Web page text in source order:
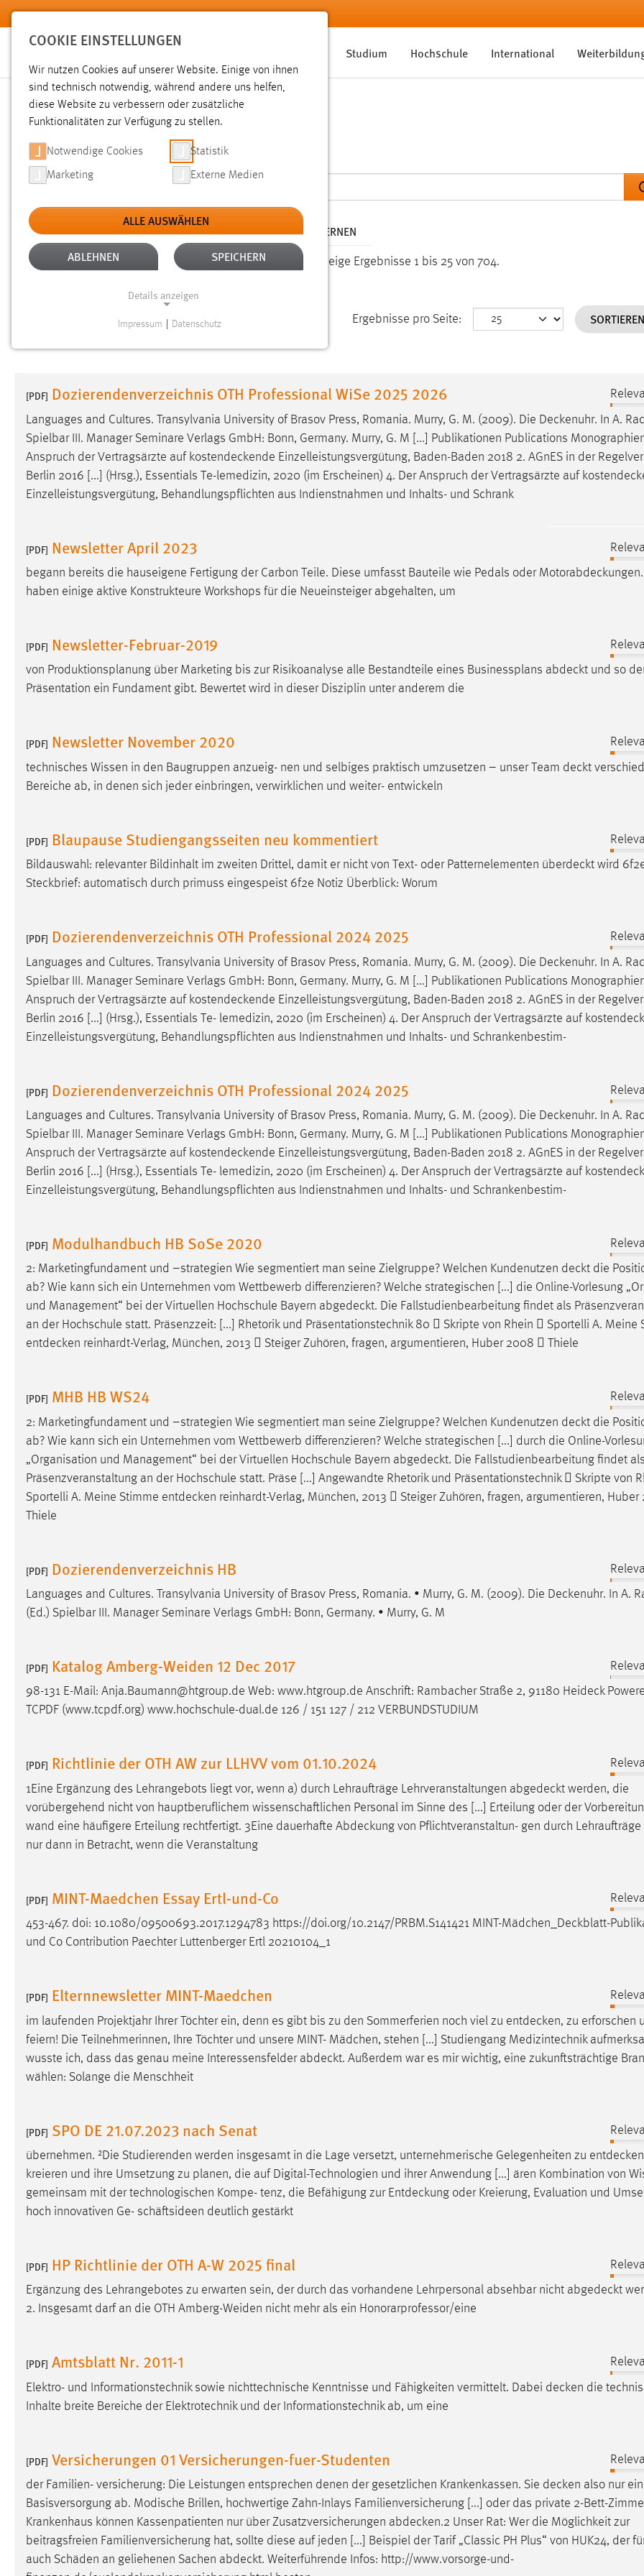
Zum Hauptinhalt springen
Studium Hochschule International
SUCHE
Aktive Filter: ALTER: ÜBER EIN JAHR ALLE FILTER ENTFERNEN
Gesucht nach "deck". Es wurden 704 Ergebnisse gefunden. Zeige Ergebnisse 1 bis 25 von 704.
Ergebnisse pro Seite:
[PDF] Dozierendenverzeichnis OTH Professional WiSe 2025 2026
Languages and Cultures. Transylvania University of Brasov Press, Romania. Murry, G. M. (2009). Die Deckenuhr. In A.
Spielbar III. Manager Seminare Verlags GmbH: Bonn, Germany. Murry, G. M [...] Publikationen Publications
Anspruch der Vertragsärzte auf kostendeckende Einzelleistungsvergütung, Baden-Baden 2018 2. AGnES in der
Berlin 2016 [...] (Hrsg.), Essentials Te-lemedizin, 2020 (im Erscheinen) 4. Der Anspruch der Vertragsärzte auf
Einzelleistungsvergütung, Behandlungspflichten aus Indienstnahmen und Inhalts- und Schrank
[PDF] Newsletter April 2023
begann bereits die hauseigene Fertigung der Carbon Teile. Diese umfasst Bauteile wie Pedals oder Motorabdeckungen
haben einige aktive Konstrukteure Workshops für die Neueinsteiger abgehalten, um
[PDF] Newsletter-Februar-2019
von Produktionsplanung über Marketing bis zur Risikoanalyse alle Bestandteile eines Businessplans abdeckt und so
Präsentation ein Fundament gibt. Bewertet wird in dieser Disziplin unter anderem die
[PDF] Newsletter November 2020
technisches Wissen in den Baugruppen anzueig- nen und selbiges praktisch umzusetzen – unser Team deckt
Bereiche ab, in denen sich jeder einbringen, verwirklichen und weiter- entwickeln
[PDF] Blaupause Studiengangsseiten neu kommentiert
Bildauswahl: relevanter Bildinhalt im zweiten Drittel, damit er nicht von Text- oder Patternelementen überdeckt wird
Steckbrief: automatisch durch pri­muss eingespeist 6f2e Notiz Überblick: Worum
[PDF] Dozierendenverzeichnis OTH Professional 2024 2025
Languages and Cultures. Transylvania University of Brasov Press, Romania. Murry, G. M. (2009). Die Deckenuhr. In A.
Spielbar III. Manager Seminare Verlags GmbH: Bonn, Germany. Murry, G. M [...] Publikationen Publications
Anspruch der Vertragsärzte auf kostendeckende Einzelleistungsvergütung, Baden-Baden 2018 2. AGnES in der
Berlin 2016 [...] (Hrsg.), Essentials Te- lemedizin, 2020 (im Erscheinen) 4. Der Anspruch der Vertragsärzte auf
Einzelleistungsvergütung, Behandlungspflichten aus Indienstnahmen und Inhalts- und Schrankenbestim-
[PDF] Dozierendenverzeichnis OTH Professional 2024 2025
Languages and Cultures. Transylvania University of Brasov Press, Romania. Murry, G. M. (2009). Die Deckenuhr. In A.
Spielbar III. Manager Seminare Verlags GmbH: Bonn, Germany. Murry, G. M [...] Publikationen Publications
Anspruch der Vertragsärzte auf kostendeckende Einzelleistungsvergütung, Baden-Baden 2018 2. AGnES in der
Berlin 2016 [...] (Hrsg.), Essentials Te- lemedizin, 2020 (im Erscheinen) 4. Der Anspruch der Vertragsärzte auf
Einzelleistungsvergütung, Behandlungspflichten aus Indienstnahmen und Inhalts- und Schrankenbestim-
[PDF] Modulhandbuch HB SoSe 2020
2: Marketingfundament und –strategien Wie segmentiert man seine Zielgruppe? Welchen Kundenutzen deckt die
ab? Wie kann sich ein Unternehmen vom Wettbewerb differenzieren? Welche strategischen [...] die Online-Vorlesung
und Management“ bei der Virtuellen Hochschule Bayern abgedeckt. Die Fallstudienbearbeitung findet als
an der Hochschule statt. Präsenzzeit: [...] Rhetorik und Präsentationstechnik 80  Skripte von Rhein  Sportelli A. Meine
entdecken reinhardt-Verlag, München, 2013  Steiger Zuhören, fragen, argumentieren, Huber 2008  Thiele
[PDF] MHB HB WS24
2: Marketingfundament und –strategien Wie segmentiert man seine Zielgruppe? Welchen Kundenutzen deckt die
ab? Wie kann sich ein Unternehmen vom Wettbewerb differenzieren? Welche strategischen [...] durch die Online-
„Organisation und Management“ bei der Virtuellen Hochschule Bayern abgedeckt. Die Fallstudienbearbeitung findet als
Präsenzveranstaltung an der Hochschule statt. Präse [...] Angewandte Rhetorik und Präsentationstechnik  Skripte von
Sportelli A. Meine Stimme entdecken reinhardt-Verlag, München, 2013  Steiger Zuhören, fragen, argumentieren, Huber
Thiele
[PDF] Dozierendenverzeichnis HB
Languages and Cultures. Transylvania University of Brasov Press, Romania. • Murry, G. M. (2009). Die Deckenuhr. In A.
(Ed.) Spielbar III. Manager Seminare Verlags GmbH: Bonn, Germany. • Murry, G. M
[PDF] Katalog Amberg-Weiden 12 Dec 2017
98-131 E-Mail: Anja.Baumann@htgroup.de Web: www.htgroup.de Anschrift: Rambacher Straße 2, 91180 Heideck
TCPDF (www.tcpdf.org) www.hochschule-dual.de 126 / 151 127 / 212 VERBUNDSTUDIUM
[PDF] Richtlinie der OTH AW zur LLHVV vom 01.10.2024
1Eine Ergänzung des Lehrangebots liegt vor, wenn a) durch Lehraufträge Lehrveranstaltungen abgedeckt werden, die
vorübergehend nicht von hauptberuflichem wissenschaftlichen Personal im Sinne des [...] Erteilung oder der
wand eine häufigere Erteilung rechtfertigt. 3Eine dauerhafte Abdeckung von Pflichtveranstaltun- gen durch
nur dann in Betracht, wenn die Veranstaltung
[PDF] MINT-Maedchen Essay Ertl-und-Co
453-467. doi: 10.1080/09500693.2017.1294783 https://doi.org/10.2147/PRBM.S141421 MINT-Mädchen_Deckblatt-
und Co Contribution Paechter Luttenberger Ertl 20210104_1
[PDF] Elternnewsletter MINT-Maedchen
im laufenden Projektjahr Ihrer Töchter ein, denn es gibt bis zu den Sommerferien noch viel zu entdecken, zu erforschen
feiern! Die Teilnehmerinnen, Ihre Töchter und unsere MINT- Mädchen, stehen [...] Studiengang Medizintechnik
wusste ich, dass das genau meine Interessensfelder abdeckt. Außerdem war es mir wichtig, eine zukunftsträchtige
wählen: Solange die Menschheit
[PDF] SPO DE 21.07.2023 nach Senat
übernehmen. ²Die Studierenden werden insgesamt in die Lage versetzt, unternehmerische Gelegenheiten zu entdecken
kreieren und ihre Umsetzung zu planen, die auf Digital-Technologien und ihrer Anwendung [...] ären Kombination von
gemeinsam mit der technologischen Kompe- tenz, die Befähigung zur Entdeckung oder Kreierung, Evaluation und
hoch innovativen Ge- schäftsideen deutlich gestärkt
[PDF] HP Richtlinie der OTH A-W 2025 final
Ergänzung des Lehrangebotes zu erwarten sein, der durch das vorhandene Lehrpersonal absehbar nicht abgedeckt
2. Insgesamt darf an die OTH Amberg-Weiden nicht mehr als ein Honorarprofessor/eine
[PDF] Amtsblatt Nr. 2011-1
Elektro- und Informationstechnik sowie nichttechnische Kenntnisse und Fähigkeiten vermittelt. Dabei decken die
Inhalte breite Bereiche der Elektrotechnik und der Informationstechnik ab, um eine
[PDF] Versicherungen 01 Versicherungen-fuer-Studenten
der Familien- versicherung: Die Leistungen entsprechen denen der gesetzlichen Krankenkassen. Sie decken also nur
Basisversorgung ab. Modische Brillen, hochwertige Zahn-Inlays Familienversicherung [...] oder das private 2-Bett-
Krankenhaus können Kassenpatienten nur über Zusatzversicherungen abdecken.2 Unser Rat: Wer die Möglichkeit zur
beitragsfreien Familienversicherung hat, sollte diese auf jeden [...] Beispiel der Tarif „Classic PH Plus“ von HUK24, der
auch Schäden an geliehenen Sachen abdeckt. Weiterführende Infos: http://www.vorsorge-und-
COOKIE EINSTELLUNGEN
Wir nutzen Cookies auf unserer Website. Einige von ihnen
sind technisch notwendig, während andere uns helfen,
diese Website zu verbessern oder zusätzliche
Funktionalitäten zur Verfügung zu stellen.
Notwendige Cookies Statistik
Marketing Externe Medien
ALLE AUSWÄHLEN
ABLEHNEN SPEICHERN
Details anzeigen
Website erforderlich.
Einverständnis
Name: cookie_consent
Dieser Cookie speichert die
ausgewählten Einverständnis-Optionen
Cookie Laufzeit: 1 Jahr
Performance
Zweck:
Für performante Seitenauslieferung wird
eingeloggt ist.
Name: site-language-preference
Zweck:
Das Cookie speichert die gewählte
Sprache der Website.
Name:
MibewSessionID, MIBEW_UserID,
Zweck:
Wird benötigt um die Chatfunktion
nutzen zu können.
Cookie Laufzeit: MibewSessionID, mibew-chat-frame-
style-5e9dbeb1811c0446 =
Sitzungslaufzeit, mibew_locale = 3
Name: fe_user, be_user, be_lastLoginProvider
Zweck:
Dieser Cookie ist notwendig um sich an
der Website einloggen zu können.
Cookie Laufzeit: 24 Stunden
Statistik Cookies erfassen Informationen anonym.
Diese Informationen helfen uns zu verstehen, wie
unsere Besucher unsere Website nutzen.
Matomo
Name: _pk_ref, _pk_cvar, _pk_id, _pk_ses
Cookie Laufzeit: Max. 13 Monate
MARKETING
Marketing Cookies werden von Drittanbietern
verwendet, um personalisierte Werbung anzuzeigen.
Sie tun dies, indem sie Besucher über Websites
Google Ads
Name: _gcl_au
Cookie Laufzeit:
Zweck: Conversion-Tracking
Cookie Laufzeit: 3 Monate
EXTERNE MEDIEN
Plattformen anzeigen zu können, werden von diesen
externen Medien Cookies gesetzt.
Vimeo
Impressum Datenschutz